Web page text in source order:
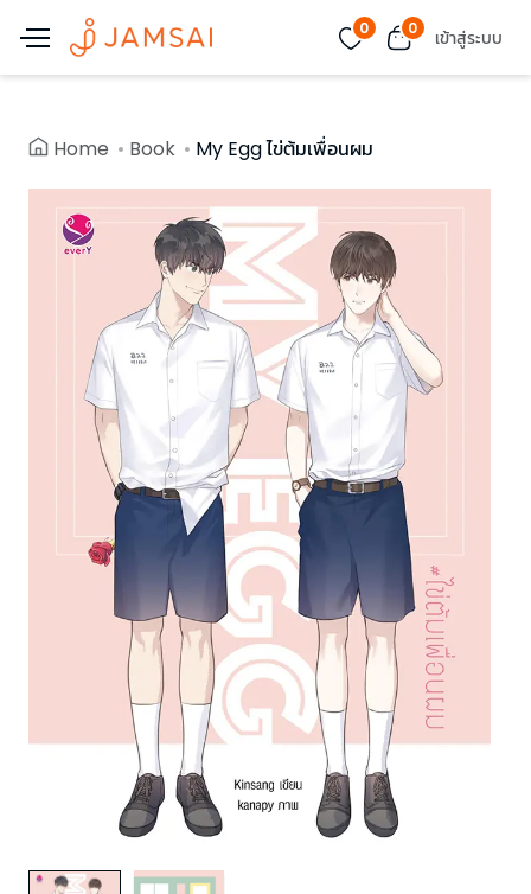
0 0 เข้าสู่ระบบ
Home Book My Egg ไข่ต้มเพื่อนผม